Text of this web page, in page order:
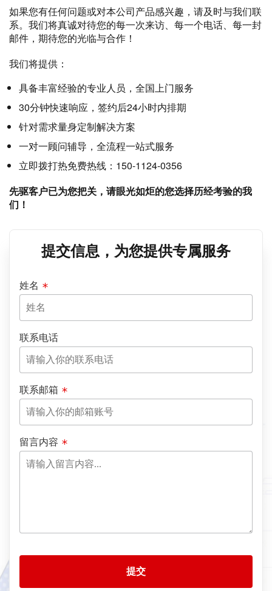
如果您有任何问题或对本公司产品感兴趣，请及时与我们联
系。我们将真诚对待您的每一次来访、每一个电话、每一封
邮件，期待您的光临与合作！
我们将提供：
具备丰富经验的专业人员，全国上门服务
30分钟快速响应，签约后24小时内排期
针对需求量身定制解决方案
一对一顾问辅导，全流程一站式服务
立即拨打热免费热线：150-1124-0356
先驱客户已为您把关，请眼光如炬的您选择历经考验的我
们！
提交信息，为您提供专属服务
姓名
联系电话
联系邮箱
留言内容
提交